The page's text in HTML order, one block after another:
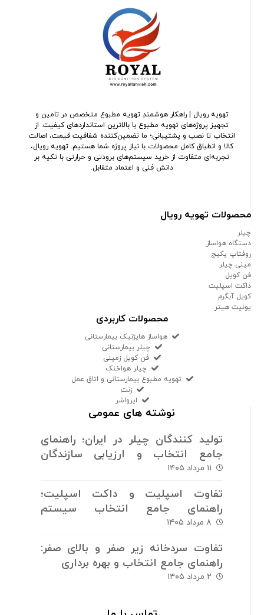
تهویه رویال | راهکار هوشمندِ تهویه مطبوع متخصص در تامین و
تجهیز پروژه‌های تهویه مطبوع با بالاترین استانداردهای کیفیت. از
انتخاب تا نصب و پشتیبانی؛ ما تضمین‌کننده شفافیت قیمت، اصالت
کالا و انطباق کامل محصولات با نیاز پروژه شما هستیم. تهویه رویال،
تجربه‌ای متفاوت از خرید سیستم‌های برودتی و حرارتی با تکیه بر
دانش فنی و اعتماد متقابل.
محصولات تهویه رویال
چیلر
دستگاه هواساز
روفتاپ پکیج
مینی چیلر
فن کویل
داکت اسپلیت
کویل آبگرم
یونیت هیتر
محصولات کاربردی
هواساز هایژنیک بیمارستانی
چیلر بیمارستانی
فن کویل زمینی
چیلر هواخنک
تهویه مطبوع بیمارستانی و اتاق عمل
زنت
ایرواشر
نوشته های عمومی
تولید کنندگان چیلر در ایران؛ راهنمای
جامع انتخاب و ارزیابی سازندگان
سیستم های برودتی
۱۱ مرداد ۱۴۰۵
تفاوت اسپلیت و داکت اسپلیت؛
راهنمای جامع انتخاب سیستم
سرمایش و گرمایش
۸ مرداد ۱۴۰۵
تفاوت سردخانه زیر صفر و بالای صفر:
راهنمای جامع انتخاب و بهره برداری
۲ مرداد ۱۴۰۵